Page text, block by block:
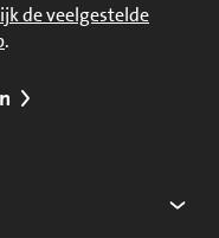
de veelgestelde
.